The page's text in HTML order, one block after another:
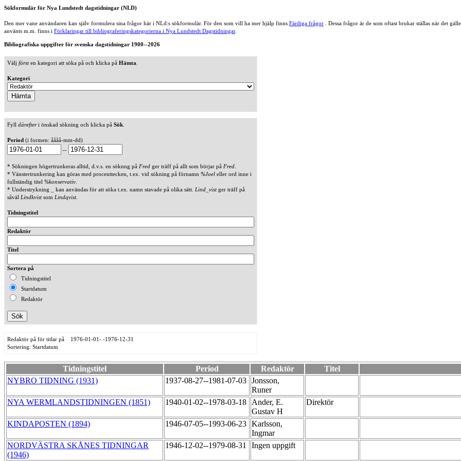
Sökformulär för Nya Lundstedt dagstidningar (NLD)
Den mer vane användaren kan själv formulera sina frågor här i NLd:s sökformulär. För den som vill ha mer hjälp finns Färdiga frågor . Dessa frågor är de som oftast brukar ställas när det
använts m.m. finns i Förklaringar till bibliograferingskategorierna i Nya Lundstedt Dagstidningar.
Bibliografiska uppgifter för svenska dagstidningar 1900--2026
Välj försten kategori att söka på och klicka på Hämta
Kategori
Fyll därefteri önskad sökning och klicka på Sök
Period (i formen: åååå-mm-dd)
--
* Sökningen högertrunkeras alltid, d.v.s. en söknng på Fred ger träff på allt som börjar på Fred
* Vänstertrunkering kan göras med procenttecken, t.ex. vid sökning på förnamn %Joel eller ord inne i
fullständig titel %konservativ
* Understrykning _ kan användas för att söka t.ex. namn stavade på olika sätt. Lind_vistger träff på
såväl Lindkvistsom Lindqvist.
Tidningstitel
Redaktör
Titel
Sortera på
Tidningstitel
Startdatum
Redaktör
Redaktör på för titlar på 1976-01-01- -1976-12-31
Sortering: Startdatum
Tidningstitel Period Redaktör Titel
NYBRO TIDNING (1931) 1937-08-27--1981-07-03 Jonsson,
Runer
NYA WERMLANDSTIDNINGEN (1851) 1940-01-02--1978-03-18
Ander, E.
Gustav H
Direktör
KINDAPOSTEN (1894) 1946-07-05--1993-06-23 Karlsson,
Ingmar
NORDVÄSTRA SKÅNES TIDNINGAR
(1946)
1946-12-02--1979-08-31 Ingen uppgift